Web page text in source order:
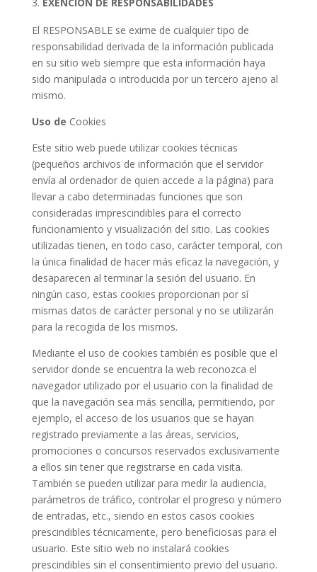
El RESPONSABLE se exime de cualquier tipo de
responsabilidad derivada de la información publicada
en su sitio web siempre que esta información haya
sido manipulada o introducida por un tercero ajeno al
mismo.
Uso de Cookies
Este sitio web puede utilizar cookies técnicas
(pequeños archivos de información que el servidor
envía al ordenador de quien accede a la página) para
llevar a cabo determinadas funciones que son
consideradas imprescindibles para el correcto
funcionamiento y visualización del sitio. Las cookies
utilizadas tienen, en todo caso, carácter temporal, con
la única finalidad de hacer más eficaz la navegación, y
desaparecen al terminar la sesión del usuario. En
ningún caso, estas cookies proporcionan por sí
mismas datos de carácter personal y no se utilizarán
para la recogida de los mismos.
Mediante el uso de cookies también es posible que el
servidor donde se encuentra la web reconozca el
navegador utilizado por el usuario con la finalidad de
que la navegación sea más sencilla, permitiendo, por
ejemplo, el acceso de los usuarios que se hayan
registrado previamente a las áreas, servicios,
promociones o concursos reservados exclusivamente
a ellos sin tener que registrarse en cada visita.
También se pueden utilizar para medir la audiencia,
parámetros de tráfico, controlar el progreso y número
de entradas, etc., siendo en estos casos cookies
prescindibles técnicamente, pero beneficiosas para el
usuario. Este sitio web no instalará cookies
prescindibles sin el consentimiento previo del usuario.